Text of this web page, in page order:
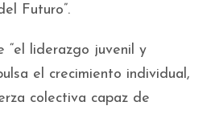
Futuro”.
“el liderazgo juvenil y
el crecimiento individual,
colectiva capaz de